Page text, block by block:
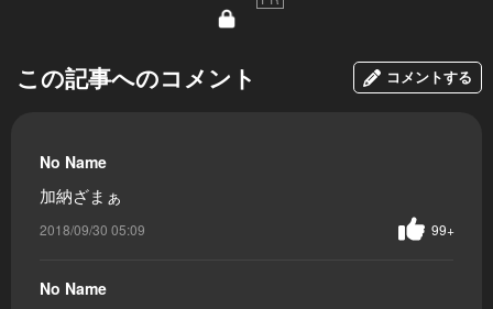
この記事へのコメント コメントする
No Name
加納ざまぁ
2018/09/30 05:09 99+
No Name